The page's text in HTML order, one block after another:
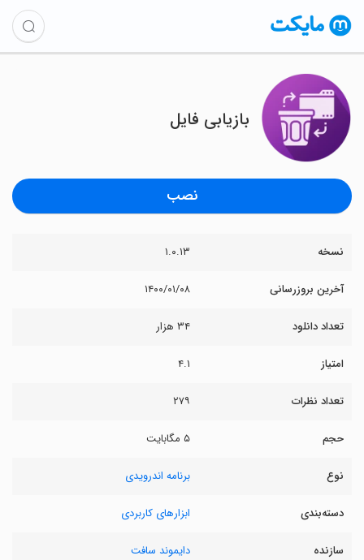
بازیابی فایل
نصب
نسخه ۱.۰.۱۳
آخرین بروزرسانی ۱۴۰۰/۰۱/۰۸
تعداد دانلود ۳۴ هزار
امتیاز ۴.۱
تعداد نظرات ۲۷۹
حجم ۵ مگابایت
نوع برنامه اندرویدی
دسته‌بندی ابزارهای کاربردی
سازنده دایموند سافت